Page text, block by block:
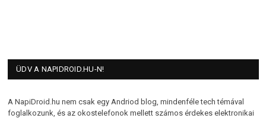
ÜDV A NAPIDROID.HU-N!
A NapiDroid.hu nem csak egy Andriod blog, mindenféle tech témával
foglalkozunk, és az okostelefonok mellett számos érdekes elektronikai